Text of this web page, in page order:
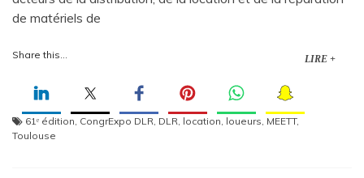
de matériels de
Share this... LIRE +
61ᵉ édition CongrExpo DLR DLR location loueurs MEETT,
Toulouse